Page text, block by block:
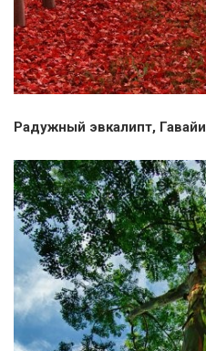
Радужный эвкалипт, Гавайи